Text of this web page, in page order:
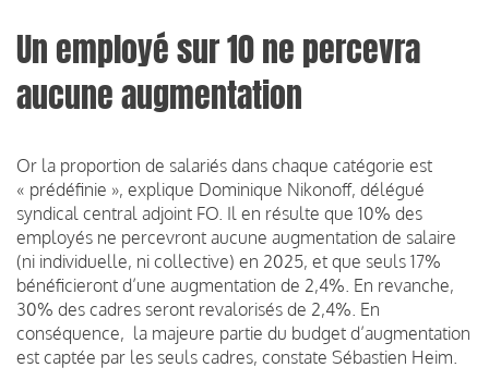
Un employé sur 10 ne percevra
aucune augmentation
Or la proportion de salariés dans chaque catégorie est
« prédéfinie », explique Dominique Nikonoff, délégué
syndical central adjoint FO. Il en résulte que 10% des
employés ne percevront aucune augmentation de salaire
(ni individuelle, ni collective) en 2025, et que seuls 17%
bénéficieront d’une augmentation de 2,4%. En revanche,
30% des cadres seront revalorisés de 2,4%. En
conséquence, la majeure partie du budget d’augmentation
est captée par les seuls cadres, constate Sébastien Heim.